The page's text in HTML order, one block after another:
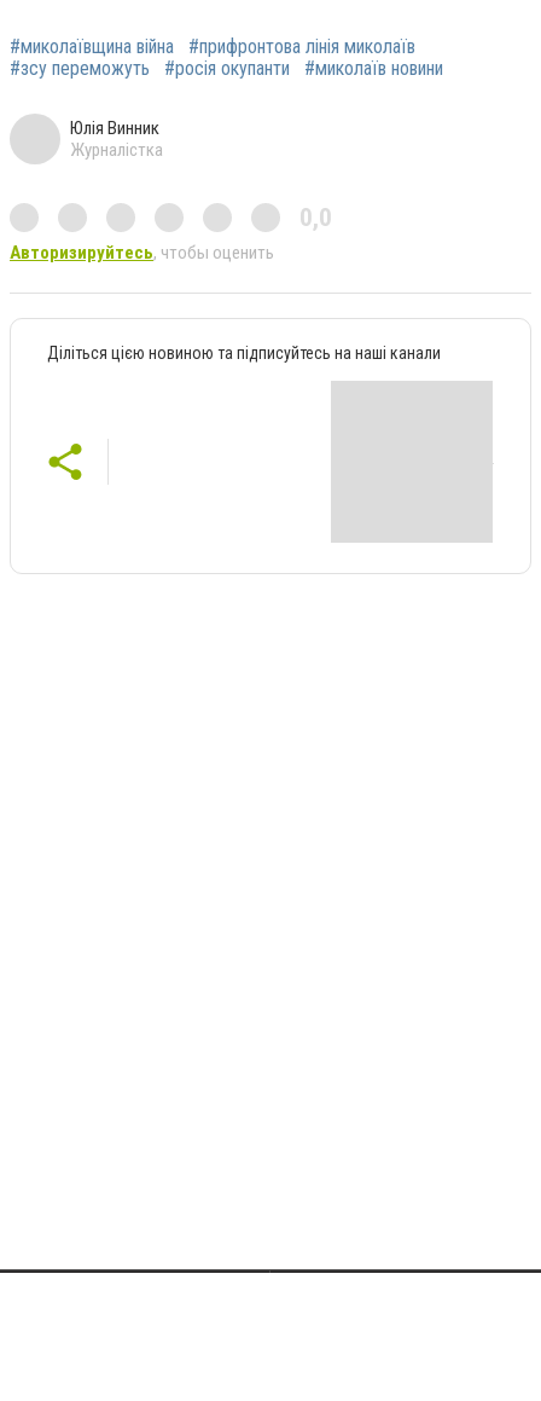
#миколаївщина війна
#прифронтова лінія миколаїв
#зсу переможуть
#росія окупанти #миколаїв новини
Юлія Винник
Журналістка
0,0
Авторизируйтесь, чтобы оценить
Діліться цією новиною та підписуйтесь на наші канали